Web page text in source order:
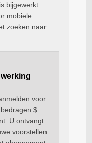
bijgewerkt.
mobiele
zoeken naar
voor
$
U ontvangt
voorstellen